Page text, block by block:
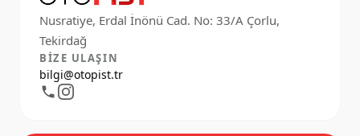
Nusratiye, Erdal İnönü Cad. No: 33/A Çorlu,
BIZE ULAŞIN
bilgi@otopist.tr